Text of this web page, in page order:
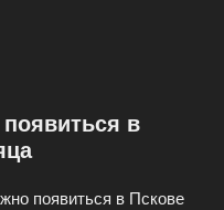
в
появиться в Пскове